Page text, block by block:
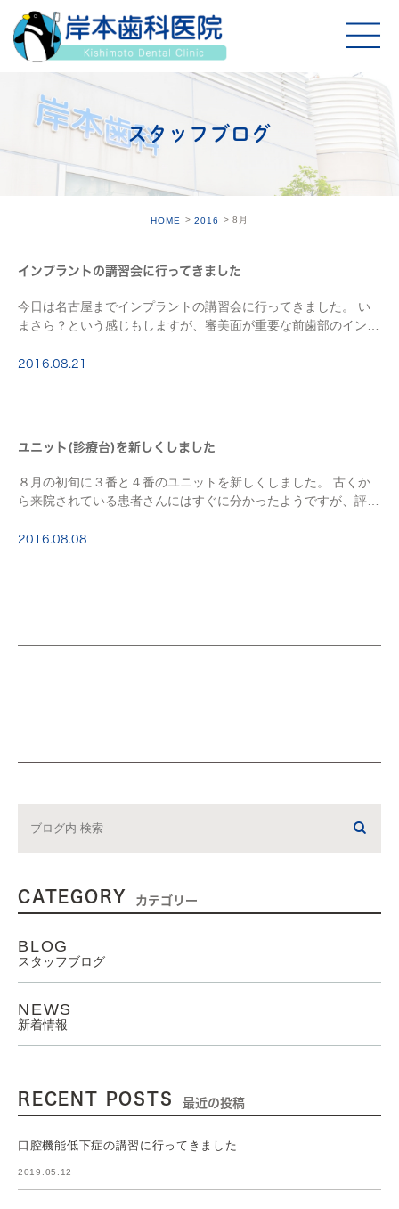
スタッフブログ
HOME 2016 8月
インプラントの講習会に行ってきました
今日は名古屋までインプラントの講習会に行ってきました。 い
まさら？という感じもしますが、審美面が重要な前歯部のインプ
ダで行っている講習会なのですが、 講師が歯周病 […]
2016.08.21
ユニット(診療台)を新しくしました
８月の初旬に３番と４番のユニットを新しくしました。 古くか
ら来院されている患者さんにはすぐに分かったようですが、評判
じないのですが、 クッションが柔らかく寝心地が […]
2016.08.08
CATEGORY カテゴリー
BLOG
スタッフブログ
NEWS
新着情報
RECENT POSTS 最近の投稿
口腔機能低下症の講習に行ってきました
2019.05.12